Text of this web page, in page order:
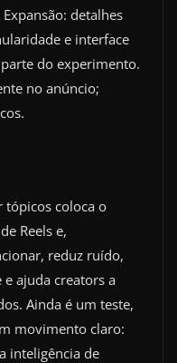
detalhes
e interface
do experimento.
no anúncio;
tópicos coloca o
Reels e,
reduz ruído,
ajuda creators a
Ainda é um teste,
movimento claro:
inteligência de